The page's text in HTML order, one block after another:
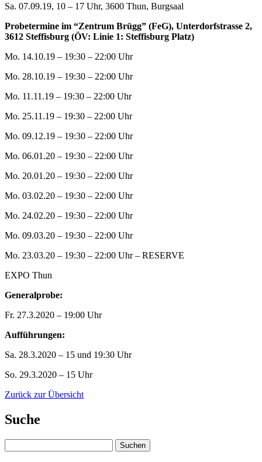
Sa. 07.09.19, 10 – 17 Uhr, 3600 Thun, Burgsaal
Probetermine im “Zentrum Brügg” (FeG), Unterdorfstrasse 2,
3612 Steffisburg (ÖV: Linie 1: Steffisburg Platz)
Mo. 14.10.19 – 19:30 – 22:00 Uhr
Mo. 28.10.19 – 19:30 – 22:00 Uhr
Mo. 11.11.19 – 19:30 – 22:00 Uhr
Mo. 25.11.19 – 19:30 – 22:00 Uhr
Mo. 09.12.19 – 19:30 – 22:00 Uhr
Mo. 06.01.20 – 19:30 – 22:00 Uhr
Mo. 20.01.20 – 19:30 – 22:00 Uhr
Mo. 03.02.20 – 19:30 – 22:00 Uhr
Mo. 24.02.20 – 19:30 – 22:00 Uhr
Mo. 09.03.20 – 19:30 – 22:00 Uhr
Mo. 23.03.20 – 19:30 – 22:00 Uhr – RESERVE
EXPO Thun
Generalprobe:
Fr. 27.3.2020 – 19:00 Uhr
Aufführungen:
Sa. 28.3.2020 – 15 und 19:30 Uhr
So. 29.3.2020 – 15 Uhr
Zurück zur Übersicht
Suche
nach: